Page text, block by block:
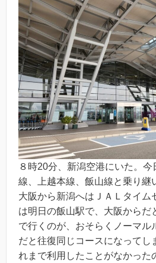
８時20分、新潟空港にいた。
線、上越本線、飯山線と乗り継
大阪から新潟へはＪＡＬタイム
は明日の飯山駅で、大阪からだ
で行くのが、おそらくノーマル
だと往復同じコースになってし
れまで利用したことがなかった